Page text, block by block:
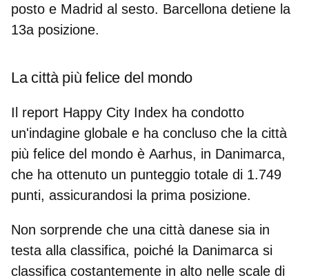
posto e Madrid al sesto. Barcellona detiene la
13a posizione.
La città più felice del mondo
Il report Happy City Index ha condotto
un'indagine globale e ha concluso che la città
più felice del mondo è Aarhus, in Danimarca,
che ha ottenuto un punteggio totale di 1.749
punti, assicurandosi la prima posizione.
Non sorprende che una città danese sia in
testa alla classifica, poiché la Danimarca si
classifica costantemente in alto nelle scale di